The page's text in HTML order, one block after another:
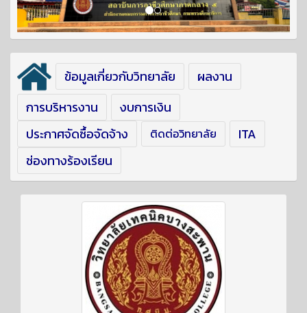
ข้อมูลเกี่ยวกับวิทยาลัย
ผลงาน
การบริหารงาน
งบการเงิน
ประกาศจัดซื้อจัดจ้าง
ติดต่อวิทยาลัย
ITA
ช่องทางร้องเรียน